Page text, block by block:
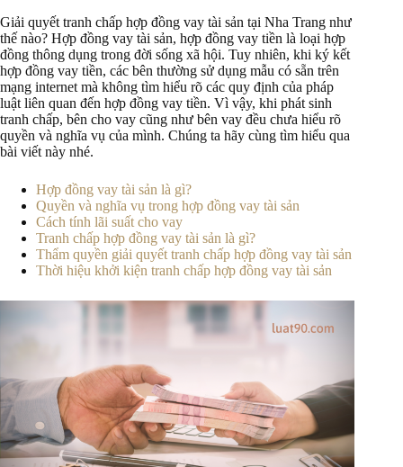
Giải quyết tranh chấp hợp đồng vay tài sản tại Nha Trang như
thế nào? Hợp đồng vay tài sản, hợp đồng vay tiền là loại hợp
đồng thông dụng trong đời sống xã hội. Tuy nhiên, khi ký kết
hợp đồng vay tiền, các bên thường sử dụng mẫu có sẵn trên
mạng internet mà không tìm hiểu rõ các quy định của pháp
luật liên quan đến hợp đồng vay tiền. Vì vậy, khi phát sinh
tranh chấp, bên cho vay cũng như bên vay đều chưa hiểu rõ
quyền và nghĩa vụ của mình. Chúng ta hãy cùng tìm hiểu qua
bài viết này nhé.
Hợp đồng vay tài sản là gì?
Quyền và nghĩa vụ trong hợp đồng vay tài sản
Cách tính lãi suất cho vay
Tranh chấp hợp đồng vay tài sản là gì?
Thẩm quyền giải quyết tranh chấp hợp đồng vay tài sản
Thời hiệu khởi kiện tranh chấp hợp đồng vay tài sản